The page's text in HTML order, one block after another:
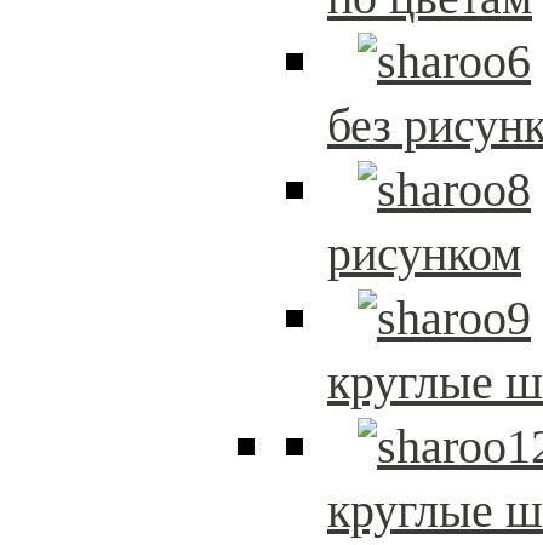
без
рисунком
круглые
круглые